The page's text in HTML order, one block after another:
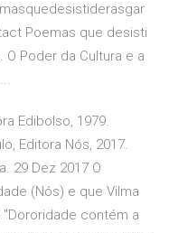
Poemas que desisti
Poder da Cultura e a
Edibolso, 1979.
Editora Nós, 2017.
29 Dez 2017 O
(Nós) e que Vilma
"Dororidade contém a